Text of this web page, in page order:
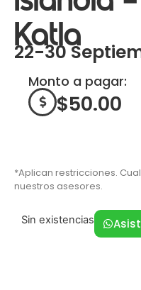
Katla
22-30
Monto a pagar:
$50.00
*Aplican restricciones.
nuestros asesores.
Sin existencias